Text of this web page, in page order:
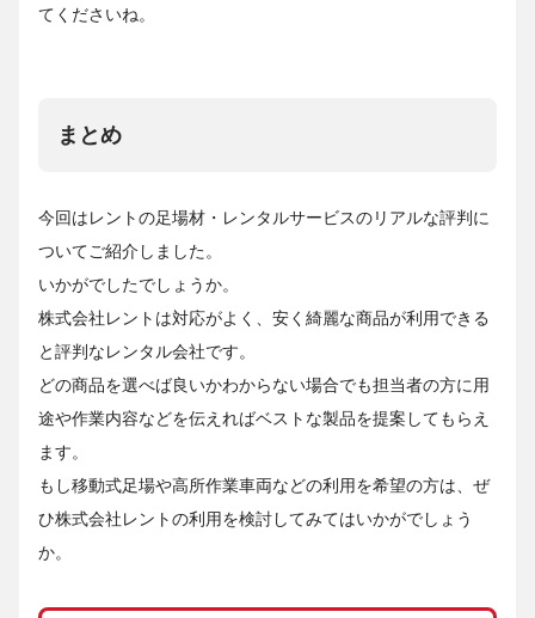
てくださいね。
まとめ
今回はレントの足場材・レンタルサービスのリアルな評判に
ついてご紹介しました。
いかがでしたでしょうか。
株式会社レントは対応がよく、安く綺麗な商品が利用できる
と評判なレンタル会社です。
どの商品を選べば良いかわからない場合でも担当者の方に用
途や作業内容などを伝えればベストな製品を提案してもらえ
ます。
もし移動式足場や高所作業車両などの利用を希望の方は、ぜ
ひ株式会社レントの利用を検討してみてはいかがでしょう
か。